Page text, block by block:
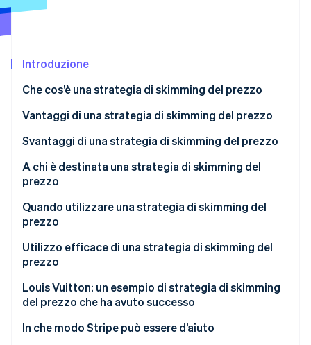
Costituzione di start-up
Climate
Rimozione del carbonio
Identity
Stripe Sessions 2026
Scopri come Stripe sta costruendo l'infrastruttura
Introduzione
Che cos’è una strategia di skimming del prezzo
Differenza tra una strategia di skimming del prezzo
e una strategia di allineamento
Vantaggi di una strategia di skimming del prezzo
Svantaggi di una strategia di skimming del prezzo
A chi è destinata una strategia di skimming del
prezzo
Quando utilizzare una strategia di skimming del
prezzo
Utilizzo efficace di una strategia di skimming del
prezzo
Analizzare il mercato per verificare che lo skimming
del prezzo sia appropriato
Identificare la base di clientela pronta a pagare
Louis Vuitton: un esempio di strategia di skimming
del prezzo che ha avuto successo
In che modo Stripe può essere d’aiuto